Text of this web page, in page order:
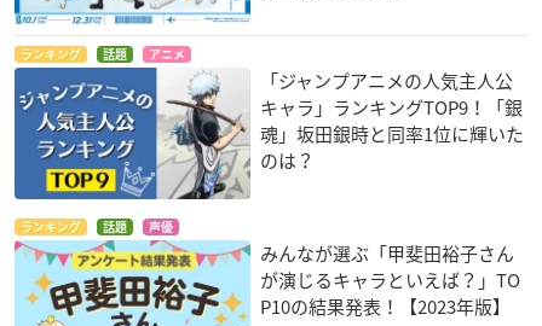
ランキング 話題 アニメ
「ジャンプアニメの人気主人公
キャラ」ランキングTOP9！「銀
魂」坂田銀時と同率1位に輝いた
のは？
ランキング 話題 声優
みんなが選ぶ「甲斐田裕子さん
が演じるキャラといえば？」TO
P10の結果発表！【2023年版】